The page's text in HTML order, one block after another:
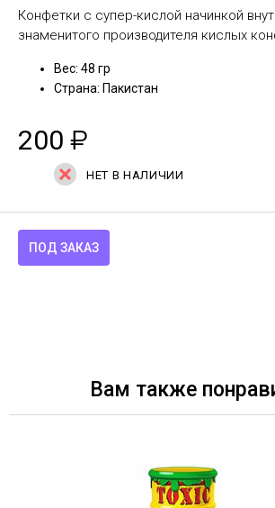
Конфетки с супер-кислой начинкой
знаменитого производителя кислых
Вес: 48 гр
Страна: Пакистан
200 ₽
НЕТ В НАЛИЧИИ
ПОД ЗАКАЗ
Вам также